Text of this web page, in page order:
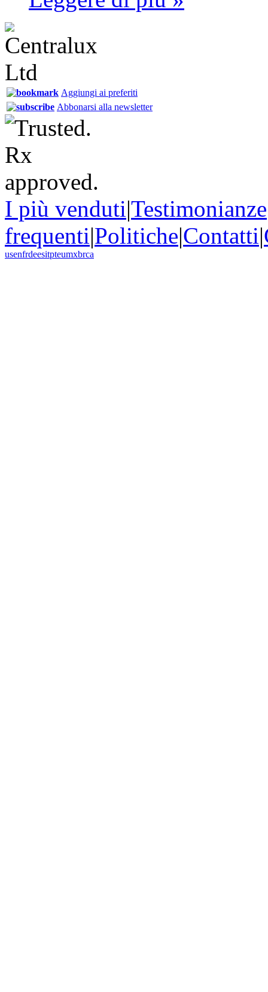
Aggiungi ai preferiti
Abbonarsi alla newsletter
I più venduti|Testimonianze
frequenti|Politiche|Contatti|
usenfrdeesitpteumxbrca